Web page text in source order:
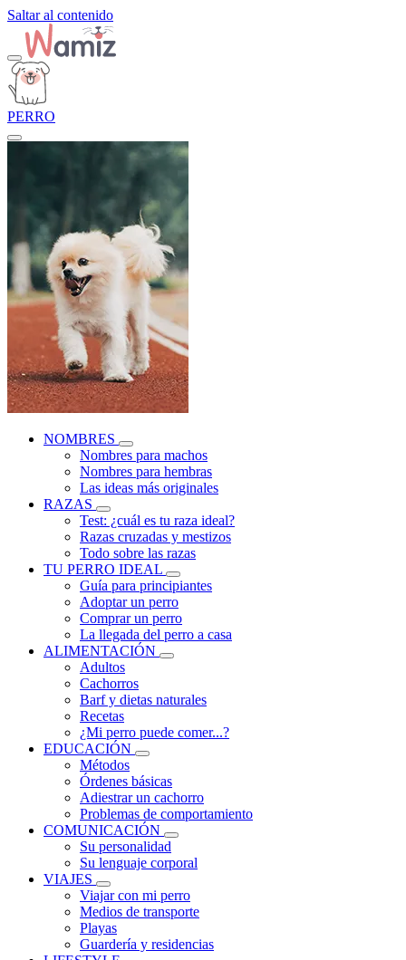
Saltar al contenido
PERRO
NOMBRES
Nombres para machos
Nombres para hembras
Las ideas más originales
RAZAS
Test: ¿cuál es tu raza ideal?
Razas cruzadas y mestizos
Todo sobre las razas
TU PERRO IDEAL
Guía para principiantes
Adoptar un perro
Comprar un perro
La llegada del perro a casa
ALIMENTACIÓN
Adultos
Cachorros
Barf y dietas naturales
Recetas
¿Mi perro puede comer...?
EDUCACIÓN
Métodos
Órdenes básicas
Adiestrar un cachorro
Problemas de comportamiento
COMUNICACIÓN
Su personalidad
Su lenguaje corporal
VIAJES
Viajar con mi perro
Medios de transporte
Playas
Guardería y residencias